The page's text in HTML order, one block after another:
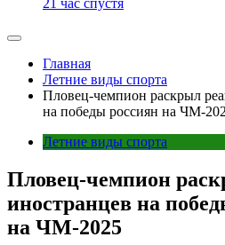
21 час спустя
Главная
Летние виды спорта
Пловец-чемпион раскрыл
на победы россиян на ЧМ-
Летние виды спорта
Пловец-чемпион
иностранцев на
на ЧМ-2025